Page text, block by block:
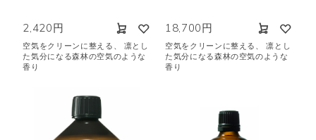
2,420円
空気をクリーンに整える、 凛とし
た気分になる森林の空気のような
香り
18,700円
空気をクリーンに整える、 凛とし
た気分になる森林の空気のような
香り